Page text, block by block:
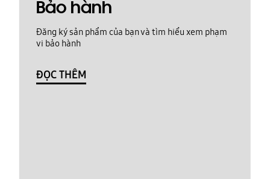
Bảo hành
Đăng ký sản phẩm của bạn và tìm hiểu xem phạm
vi bảo hành
ĐỌC THÊM